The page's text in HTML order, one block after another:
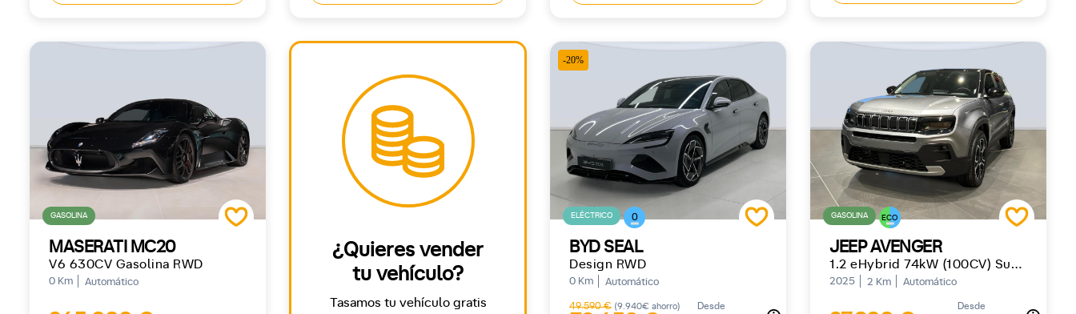
GASOLINA
MASERATI MC20
V6 630CV Gasolina RWD
0 Km Automático
¿Quieres vender
tu vehículo?
Tasamos tu vehículo gratis
-20%
ELÉCTRICO 0
BYD SEAL
Design RWD
0 Km Automático
49.590 € (9.940€ ahorro) Desde
GASOLINA ECO
JEEP AVENGER
1.2 eHybrid 74kW (100CV) Summit
2025 2 Km Automático
Desde